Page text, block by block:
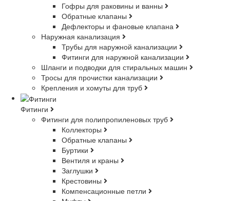
Гофры для раковины и ванны
Обратные клапаны
Дефлекторы и фановые клапана
Наружная канализация
Трубы для наружной канализации
Фитинги для наружной канализации
Шланги и подводки для стиральных машин
Тросы для прочистки канализации
Крепления и хомуты для труб
Фитинги
Фитинги для полипропиленовых труб
Коллекторы
Обратные клапаны
Буртики
Вентиля и краны
Заглушки
Крестовины
Компенсационные петли